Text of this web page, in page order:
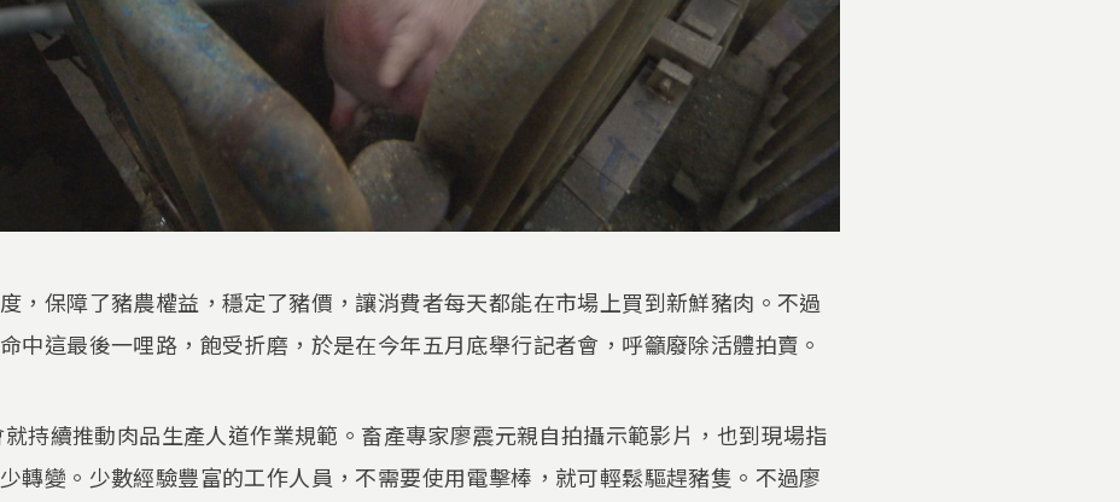
，保障了豬農權益，穩定了豬價，讓消費者每天都能在市場上買到新鮮豬肉。不過
中這最後一哩路，飽受折磨，於是在今年五月底舉行記者會，呼籲廢除活體拍賣。
持續推動肉品生產人道作業規範。畜產專家廖震元親自拍攝示範影片，也到現場指
轉變。少數經驗豐富的工作人員，不需要使用電擊棒，就可輕鬆驅趕豬隻。不過廖